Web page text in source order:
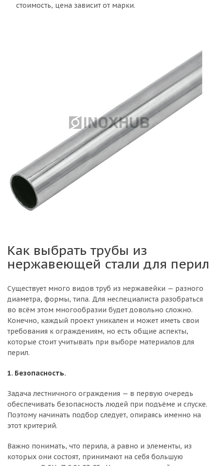
стоимость, цена зависит от марки.
Как выбрать трубы из
нержавеющей стали для перил
Существует много видов труб из нержавейки — разного
диаметра, формы, типа. Для неспециалиста разобраться
во всём этом многообразии будет довольно сложно.
Конечно, каждый проект уникален и может иметь свои
требования к ограждениям, но есть общие аспекты,
которые стоит учитывать при выборе материалов для
перил.
1. Безопасность.
Задача лестничного ограждения — в первую очередь
обеспечивать безопасность людей при подъёме и спуске.
Поэтому начинать подбор следует, опираясь именно на
этот критерий.
Важно понимать, что перила, а равно и элементы, из
которых они состоят, принимают на себя большую